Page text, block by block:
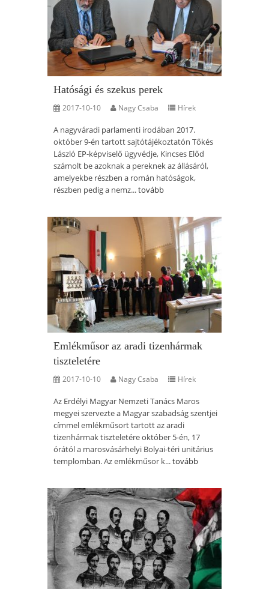
Hatósági és szekus perek
2017-10-10 Nagy Csaba Hírek
A nagyváradi parlamenti irodában 2017.
október 9-én tartott sajtótájékoztatón Tőkés
László EP-képviselő ügyvédje, Kincses Előd
számolt be azoknak a pereknek az állásáról,
amelyekbe részben a román hatóságok,
részben pedig a nemz...tovább
Emlékműsor az aradi tizenhármak
tiszteletére
2017-10-10 Nagy Csaba Hírek
Az Erdélyi Magyar Nemzeti Tanács Maros
megyei szervezte a Magyar szabadság szentjei
címmel emlékműsort tartott az aradi
tizenhármak tiszteletére október 5-én, 17
órától a marosvásárhelyi Bolyai-téri unitárius
templomban. Az emlékműsor k...tovább